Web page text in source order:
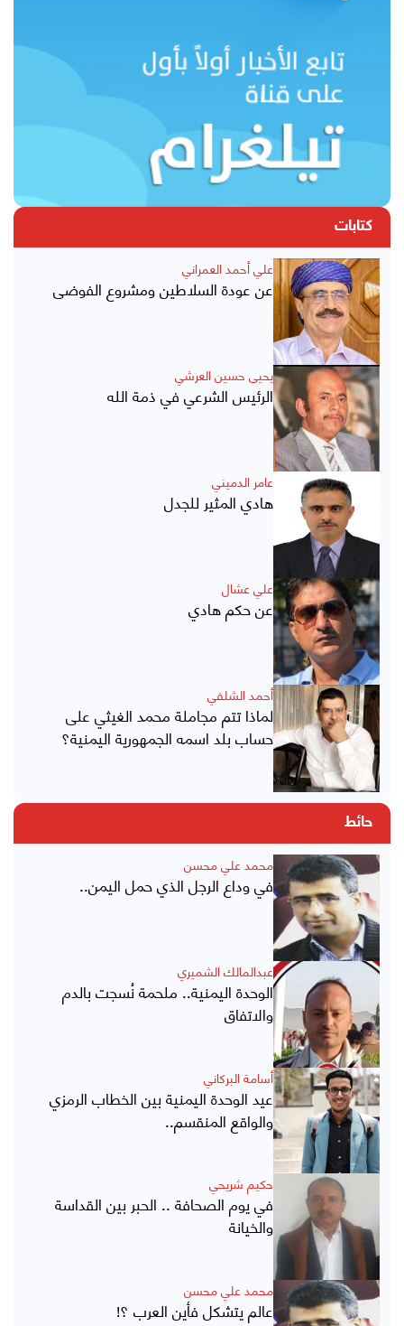
كتابات
علي أحمد العمراني
عن عودة السلاطين ومشروع الفوضى
يحيى حسين العرشي
الرئيس الشرعي في ذمة الله
عامر الدميني
هادي المثير للجدل
علي عشال
عن حكم هادي
أحمد الشلفي
لماذا تتم مجاملة محمد الغيثي على
حساب بلد اسمه الجمهورية اليمنية؟
حائط
محمد علي محسن
في وداع الرجل الذي حمل اليمن..
عبدالمالك الشميري
الوحدة اليمنية.. ملحمة نُسجت بالدم
والاتفاق
أسامة البركاني
عيد الوحدة اليمنية بين الخطاب الرمزي
والواقع المنقسم..
حكيم شريحي
في يوم الصحافة .. الحبر بين القداسة
والخيانة
محمد علي محسن
عالم يتشكل فأين العرب ؟!